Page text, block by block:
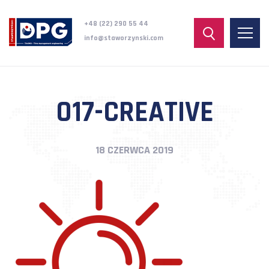
+48 (22) 290 55 44
info@staworzynski.com
017-CREATIVE
18 CZERWCA 2019